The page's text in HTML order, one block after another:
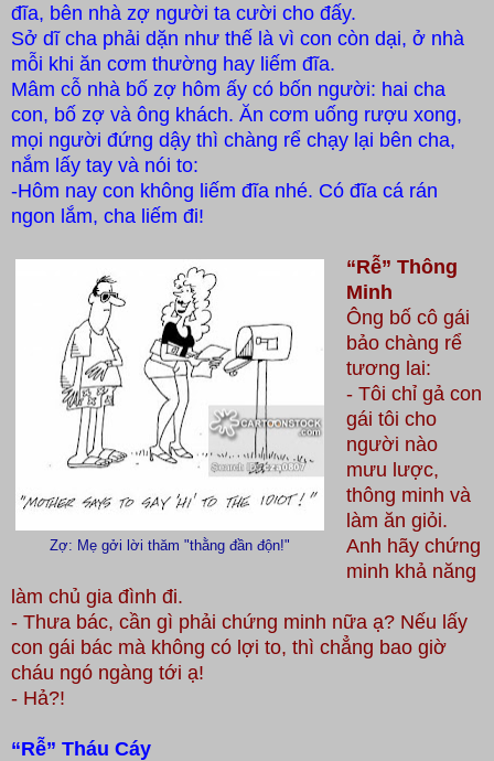
đĩa, bên nhà zợ người ta cười cho đấy.
Sở dĩ cha phải dặn như thế là vì con còn dại, ở nhà
mỗi khi ăn cơm thường hay liếm đĩa.
Mâm cỗ nhà bố zợ hôm ấy có bốn người: hai cha
con, bố zợ và ông khách. Ăn cơm uống rượu xong,
mọi người đứng dậy thì chàng rể chạy lại bên cha,
nắm lấy tay và nói to:
-Hôm nay con không liếm đĩa nhé. Có đĩa cá rán
ngon lắm, cha liếm đi!
Zợ: Mẹ gởi lời thăm "thằng đần độn!"
“Rễ” Thông
Minh
Ông bố cô gái
bảo chàng rể
tương lai:
- Tôi chỉ gả con
gái tôi cho
người nào
mưu lược,
thông minh và
làm ăn giỏi.
Anh hãy chứng
minh khả năng
làm chủ gia đình đi.
- Thưa bác, cần gì phải chứng minh nữa ạ? Nếu lấy
con gái bác mà không có lợi to, thì chẳng bao giờ
cháu ngó ngàng tới ạ!
- Hả?!
“Rễ” Tháu Cáy